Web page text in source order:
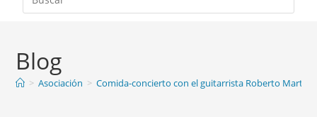
Blog
> Asociación > Comida-concierto con el guitarrista Roberto